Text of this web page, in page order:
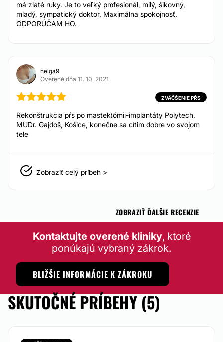
má zlaté ruky. Je to veľký profesionál, milý, šikovný,
mladý, sympatický doktor. Maximálna spokojnosť.
ODPORÚČAM HO.
helga9
Overené dňa 11. 10. 2021
ZVÄČŠENIE PŔS
Rekonštrukcia pŕs po mastektómii-implantáty Polytech,
MUDr. Gajdoš, Košice, konečne sa cítim dobre vo svojom
tele
Zobraziť celý príbeh >
ZOBRAZIŤ ĎALŠIE RECENZIE
Kontaktujte overené kliniky, ktoré
ponúkajú vybraný zákrok.
BLIŽŠIE INFORMÁCIE K ZÁKROKU
SKUTOČNÉ PRÍBEHY (5)